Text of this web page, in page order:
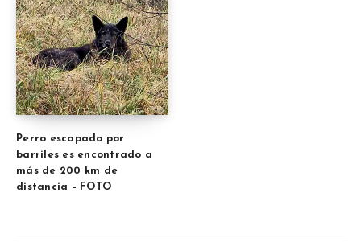
Perro escapado por
barriles es encontrado a
más de 200 km de
distancia – FOTO